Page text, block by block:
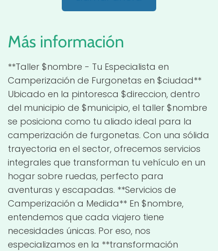
Más información
**Taller $nombre - Tu Especialista en
Camperización de Furgonetas en $ciudad**
Ubicado en la pintoresca $direccion, dentro
del municipio de $municipio, el taller $nombre
se posiciona como tu aliado ideal para la
camperización de furgonetas. Con una sólida
trayectoria en el sector, ofrecemos servicios
integrales que transforman tu vehículo en un
hogar sobre ruedas, perfecto para
aventuras y escapadas. **Servicios de
Camperización a Medida** En $nombre,
entendemos que cada viajero tiene
necesidades únicas. Por eso, nos
especializamos en la **transformación